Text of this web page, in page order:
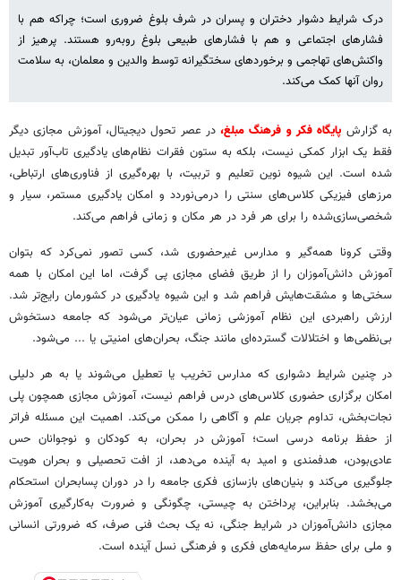
درک شرایط دشوار دختران و پسران در شرف بلوغ ضروری است؛ چراکه هم با
فشارهای اجتماعی و هم با فشارهای طبیعی بلوغ روبه‌رو هستند. پرهیز از
واکنش‌های تهاجمی و برخوردهای سختگیرانه توسط والدین و معلمان، به سلامت
روان آنها کمک می‌کند.
به گزارش پایگاه فکر و فرهنگ مبلغ،در عصر تحول دیجیتال، آموزش مجازی دیگر
فقط یک ابزار کمکی نیست، بلکه به ستون فقرات نظام‌های یادگیری تاب‌آور تبدیل
شده است. این شیوه نوین تعلیم و تربیت، با بهره‌گیری از فناوری‌های ارتباطی،
مرزهای فیزیکی کلاس‌های سنتی را درمی‌نوردد و امکان یادگیری مستمر، سیار و
شخصی‌سازی‌شده را برای هر فرد در هر مکان و زمانی فراهم می‌کند.
وقتی کرونا همه‌گیر و مدارس غیرحضوری شد، کسی تصور نمی‌کرد که بتوان
آموزش دانش‌آموزان را از طریق فضای مجازی پی گرفت، اما این امکان با همه
سختی‌ها و مشقت‌هایش فراهم شد و این شیوه یادگیری در کشورمان رایج‌تر شد.
ارزش راهبردی این نظام آموزشی زمانی عیان‌تر می‌شود که جامعه دستخوش
بی‌نظمی‌ها و اختلالات گسترده‌ای مانند جنگ، بحران‌های امنیتی یا ... می‌شود.
در چنین شرایط دشواری که مدارس تخریب یا تعطیل می‌شوند یا به هر دلیلی
امکان برگزاری حضوری کلاس‌های درس فراهم نیست، آموزش مجازی همچون پلی
نجات‌بخش، تداوم جریان علم و آگاهی را ممکن می‌کند. اهمیت این مسئله فراتر
از حفظ برنامه درسی است؛ آموزش در بحران، به کودکان و نوجوانان حس
عادی‌بودن، هدفمندی و امید به آینده می‌دهد، از افت تحصیلی و بحران هویت
جلوگیری می‌کند و بنیان‌های بازسازی فکری جامعه را در دوران پسابحران استحکام
می‌بخشد. بنابراین، پرداختن به چیستی، چگونگی و ضرورت به‌کارگیری آموزش
مجازی دانش‌آموزان در شرایط جنگی، نه یک بحث فنی صرف، که ضرورتی انسانی
و ملی برای حفظ سرمایه‌های فکری و فرهنگی نسل آینده است.